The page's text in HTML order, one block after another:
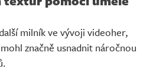
milník ve vývoji videoher,
značně usnadnit náročnou